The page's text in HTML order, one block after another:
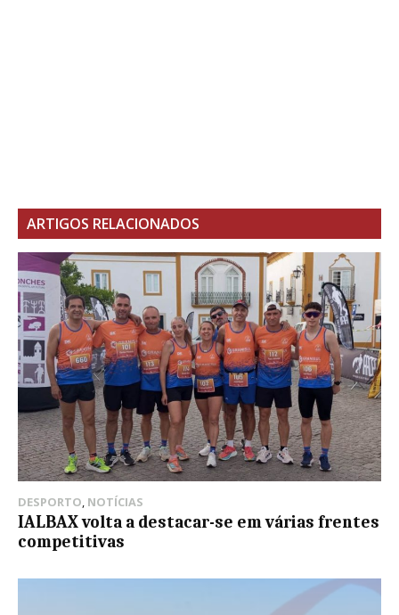
ARTIGOS RELACIONADOS
DESPORTO, NOTÍCIAS
IALBAX volta a destacar-se em várias frentes
competitivas